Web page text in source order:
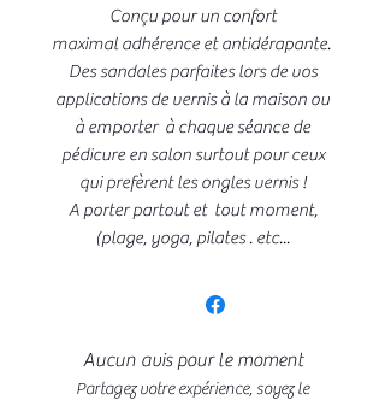
Conçu pour un confort
maximal adhérence et antidérapante.
Des sandales parfaites lors de vos
applications de vernis à la maison ou
à emporter à chaque séance de
pédicure en salon surtout pour ceux
qui prefèrent les ongles vernis !
A porter partout et tout moment,
(plage, yoga, pilates . etc...
Aucun avis pour le moment
Partagez votre expérience, soyez le